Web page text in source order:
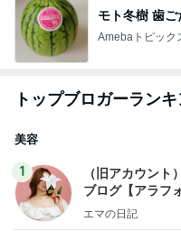
モト冬樹 歯
Amebaトピック
トップブロガーラン
美容
1
（旧アカウント
ブログ【アラフ
社売却セカンド
エマの日記